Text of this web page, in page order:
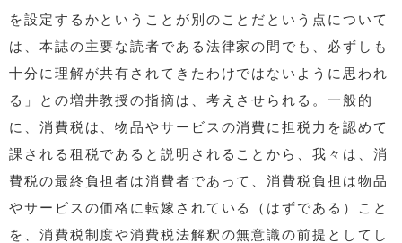
を設定するかということが別のことだという点について
は、本誌の主要な読者である法律家の間でも、必ずしも
十分に理解が共有されてきたわけではないように思われ
る」との増井教授の指摘は、考えさせられる。一般的
に、消費税は、物品やサービスの消費に担税力を認めて
課される租税であると説明されることから、我々は、消
費税の最終負担者は消費者であって、消費税負担は物品
やサービスの価格に転嫁されている（はずである）こと
を、消費税制度や消費税法解釈の無意識の前提としてし